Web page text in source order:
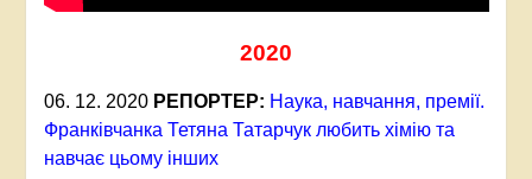
2020
06. 12. 2020 РЕПОРТЕР: Наука, навчання, премії.
Франківчанка Тетяна Татарчук любить хімію та
навчає цьому інших